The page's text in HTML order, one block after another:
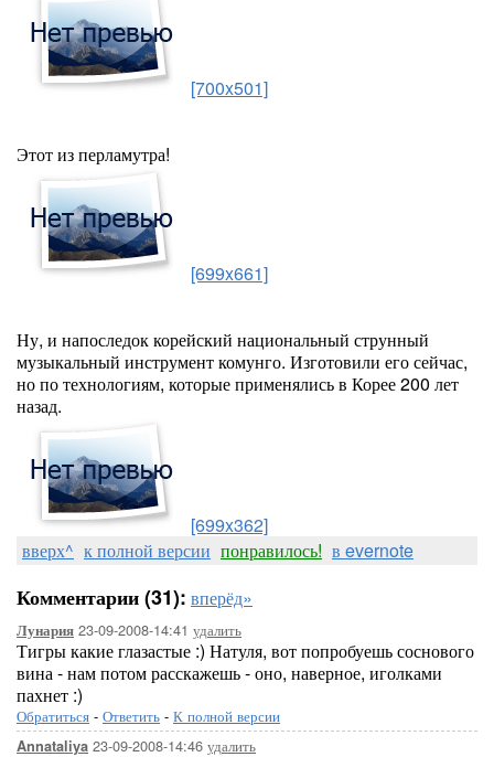
[700x501]
Этот из перламутра!
[699x661]
Ну, и напоследок корейский национальный струнный
музыкальный инструмент комунго. Изготовили его сейчас,
но по технологиям, которые применялись в Корее 200 лет
назад.
[699x362]
вверх^ к полной версии понравилось! в evernote
Комментарии (31): вперёд»
Лунария 23-09-2008-14:41 удалить
Тигры какие глазастые :) Натуля, вот попробуешь соснового
вина - нам потом расскажешь - оно, наверное, иголками
пахнет :)
Обратиться - Ответить - К полной версии
Annataliya 23-09-2008-14:46 удалить